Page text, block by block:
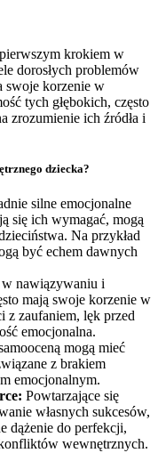
krokiem w
dorosłych problemów
swoje korzenie w
tych głębokich, często
zrozumienie ich źródła i
dziecka?
silne emocjonalne
się ich wymagać, mogą
Na przykład
być echem dawnych
nawiązywaniu i
mają swoje korzenie w
z zaufaniem, lęk przed
emocjonalna.
mogą mieć
z brakiem
emocjonalnym.
Powtarzające się
własnych sukcesów,
dążenie do perfekcji,
wewnętrznych.